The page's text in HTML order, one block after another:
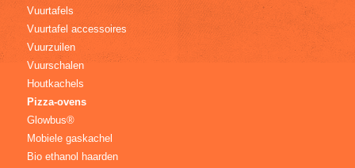
Vuurtafels
Vuurtafel accessoires
Vuurzuilen
Vuurschalen
Houtkachels
Pizza-ovens
Glowbus®
Mobiele gaskachel
Bio ethanol haarden